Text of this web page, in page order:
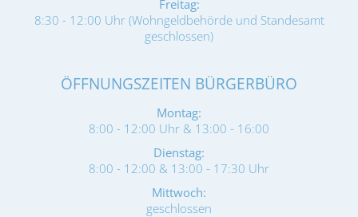
Freitag:
8:30 - 12:00 Uhr (Wohngeldbehörde und Standesamt
geschlossen)
ÖFFNUNGSZEITEN BÜRGERBÜRO
Montag:
8:00 - 12:00 Uhr & 13:00 - 16:00
Dienstag:
8:00 - 12:00 & 13:00 - 17:30 Uhr
Mittwoch:
geschlossen